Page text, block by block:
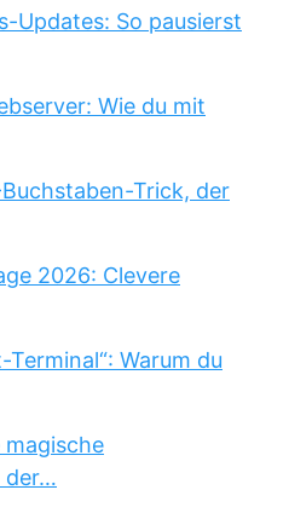
Updates: So pausierst
Wie du mit
Trick, der
2026: Clevere
Terminal“: Warum du
magische
der…